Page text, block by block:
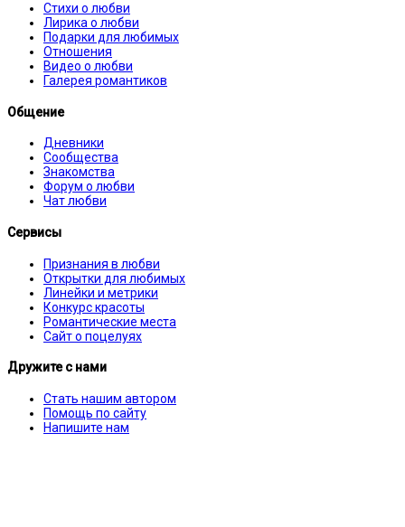
Стихи о любви
Лирика о любви
Подарки для любимых
Отношения
Видео о любви
Галерея романтиков
Общение
Дневники
Сообщества
Знакомства
Форум о любви
Чат любви
Сервисы
Признания в любви
Открытки для любимых
Линейки и метрики
Конкурс красоты
Романтические места
Сайт о поцелуях
Дружите с нами
Стать нашим автором
Помощь по сайту
Напишите нам